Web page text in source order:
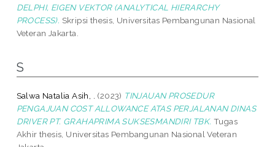
DELPHI, EIGEN VEKTOR (ANALYTICAL HIERARCHY
PROCESS). Skripsi thesis, Universitas Pembangunan Nasional
Veteran Jakarta.
S
Salwa Natalia Asih, . (2023) TINJAUAN PROSEDUR
PENGAJUAN COST ALLOWANCE ATAS PERJALANAN DINAS
DRIVER PT. GRAHAPRIMA SUKSESMANDIRI TBK. Tugas
Akhir thesis, Universitas Pembangunan Nasional Veteran